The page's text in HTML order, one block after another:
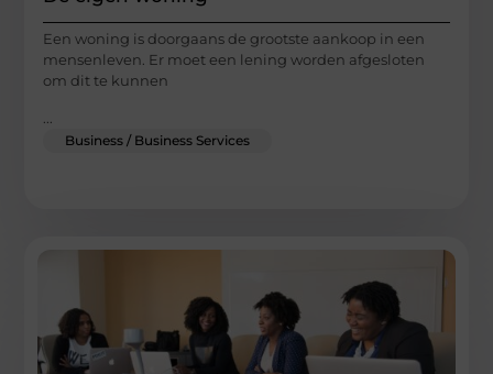
Een woning is doorgaans de grootste aankoop in een
mensenleven. Er moet een lening worden afgesloten
om dit te kunnen
Business / Business Services